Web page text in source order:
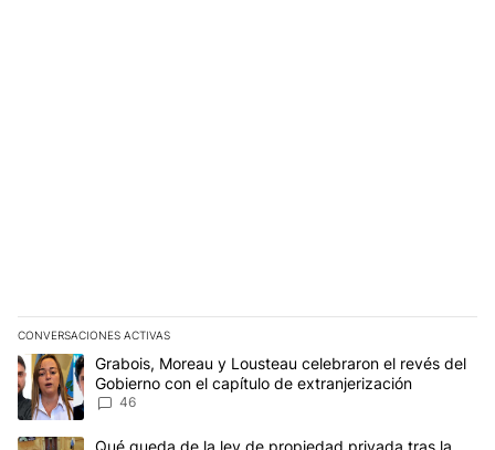
CONVERSACIONES ACTIVAS
Este listado muestra los artículos con más comentarios en los
Un artículo de tendencia con el título "Grabois, Moreau y
Grabois, Moreau y Lousteau celebraron el revés del
Gobierno con el capítulo de extranjerización
46
Un artículo de tendencia con el título "Qué queda de la ley de
Qué queda de la ley de propiedad privada tras la